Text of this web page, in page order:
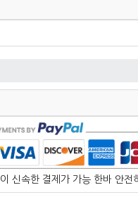
신속한 결제가 가능 한바 안전